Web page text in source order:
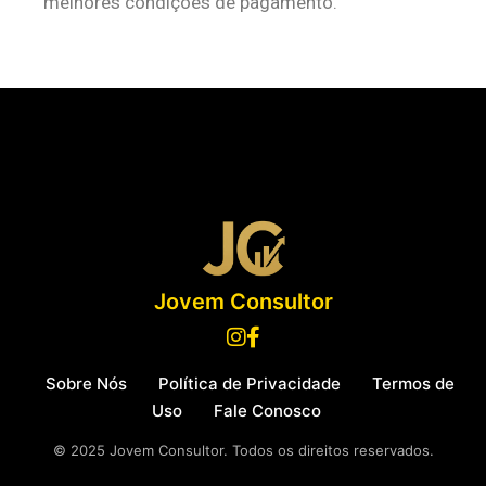
Jovem Consultor
Sobre Nós Política de Privacidade
Termos de
Uso
Fale Conosco
© 2025 Jovem Consultor. Todos os direitos reservados.